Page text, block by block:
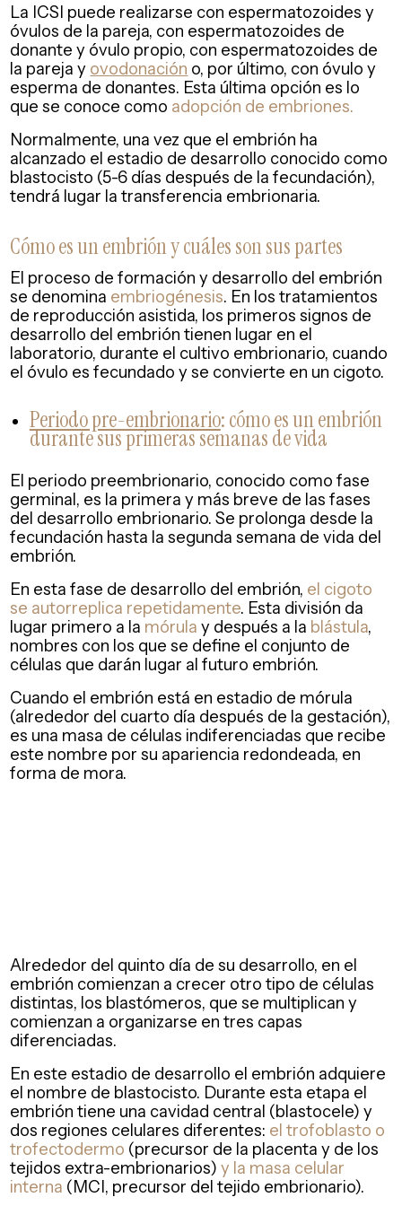
La ICSI puede realizarse con espermatozoides y
óvulos de la pareja, con espermatozoides de
donante y óvulo propio, con espermatozoides de
la pareja y ovodonación o, por último, con óvulo y
esperma de donantes. Esta última opción es lo
que se conoce como adopción de embriones.
Normalmente, una vez que el embrión ha
alcanzado el estadio de desarrollo conocido como
blastocisto (5-6 días después de la fecundación),
tendrá lugar la transferencia embrionaria.
Cómo es un embrión y cuáles son sus partes
El proceso de formación y desarrollo del embrión
se denomina embriogénesis. En los tratamientos
de reproducción asistida, los primeros signos de
desarrollo del embrión tienen lugar en el
laboratorio, durante el cultivo embrionario, cuando
el óvulo es fecundado y se convierte en un cigoto.
Periodo pre-embrionario: cómo es un embrión
durante sus primeras semanas de vida
El periodo preembrionario, conocido como fase
germinal, es la primera y más breve de las fases
del desarrollo embrionario. Se prolonga desde la
fecundación hasta la segunda semana de vida del
embrión.
En esta fase de desarrollo del embrión, el cigoto
se autorreplica repetidamente. Esta división da
lugar primero a la mórula y después a la blástula,
nombres con los que se define el conjunto de
células que darán lugar al futuro embrión.
Cuando el embrión está en estadio de mórula
(alrededor del cuarto día después de la gestación),
es una masa de células indiferenciadas que recibe
este nombre por su apariencia redondeada, en
forma de mora.
Alrededor del quinto día de su desarrollo, en el
embrión comienzan a crecer otro tipo de células
distintas, los blastómeros, que se multiplican y
comienzan a organizarse en tres capas
diferenciadas.
En este estadio de desarrollo el embrión adquiere
el nombre de blastocisto. Durante esta etapa el
embrión tiene una cavidad central (blastocele) y
dos regiones celulares diferentes: el trofoblasto o
trofectodermo (precursor de la placenta y de los
tejidos extra-embrionarios)y la masa celular
interna (MCI, precursor del tejido embrionario).